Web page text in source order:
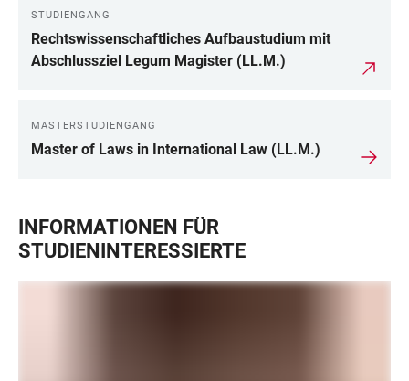
STUDIENGANG
Rechtswissenschaftliches Aufbaustudium mit
Abschlussziel Legum Magister (LL.M.)
MASTERSTUDIENGANG
Master of Laws in International Law (LL.M.)
INFORMATIONEN FÜR
STUDIENINTERESSIERTE